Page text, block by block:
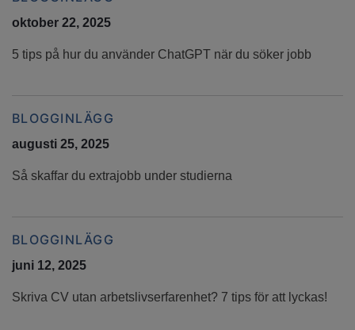
oktober 22, 2025
5 tips på hur du använder ChatGPT när du söker jobb
BLOGGINLÄGG
augusti 25, 2025
Så skaffar du extrajobb under studierna
BLOGGINLÄGG
juni 12, 2025
Skriva CV utan arbetslivserfarenhet? 7 tips för att lyckas!